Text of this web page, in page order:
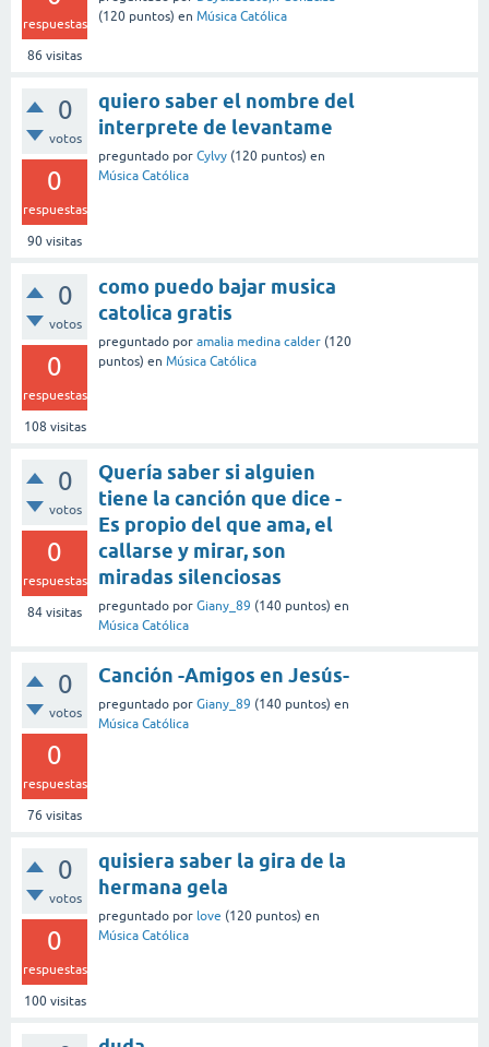
respuestas
86 visitas
(120 puntos) en Música Católica
0
votos
0
respuestas
90 visitas
quiero saber el nombre del
interprete de levantame
preguntado por Cylvy (120 puntos) en
Música Católica
0
votos
0
respuestas
108 visitas
como puedo bajar musica
catolica gratis
preguntado por amalia medina calder (120
puntos) en Música Católica
0
votos
0
respuestas
84 visitas
Quería saber si alguien
tiene la canción que dice -
Es propio del que ama, el
callarse y mirar, son
miradas silenciosas
preguntado por Giany_89 (140 puntos) en
Música Católica
0
votos
0
respuestas
76 visitas
Canción -Amigos en Jesús-
preguntado por Giany_89 (140 puntos) en
Música Católica
0
votos
0
respuestas
100visitas
quisiera saber la gira de la
hermana gela
preguntado por love (120 puntos) en
Música Católica